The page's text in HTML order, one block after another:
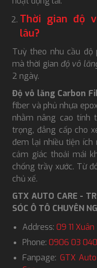
Thời gian độ
lâu?
Tuỳ theo nhu cầu độ
mà thời gian độ vô
2 ngày.
Độ vô lăng Carbon
fiber và phủ nhựa
nhằm nâng cao tính
trọng, đẳng cấp cho
đem lại nhiều tiện
cảm giác thoải mái
chống trầy xước. Từ
chủ xế.
GTX AUTO CARE -
SÓC Ô TÔ CHUYÊN
Address: 09 11
Phone: 0906 03
Fanpage: GTX